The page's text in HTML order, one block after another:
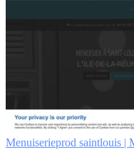
Menuise­riep­rod saintlouis